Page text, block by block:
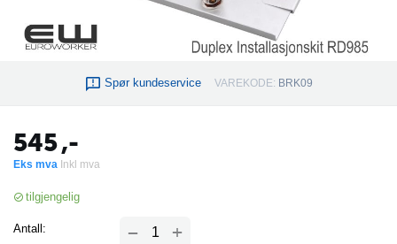
Spør kundeservice VAREKODE: BRK09
545,-
Eks mva Inkl mva
tilgjengelig
Antall: +
−